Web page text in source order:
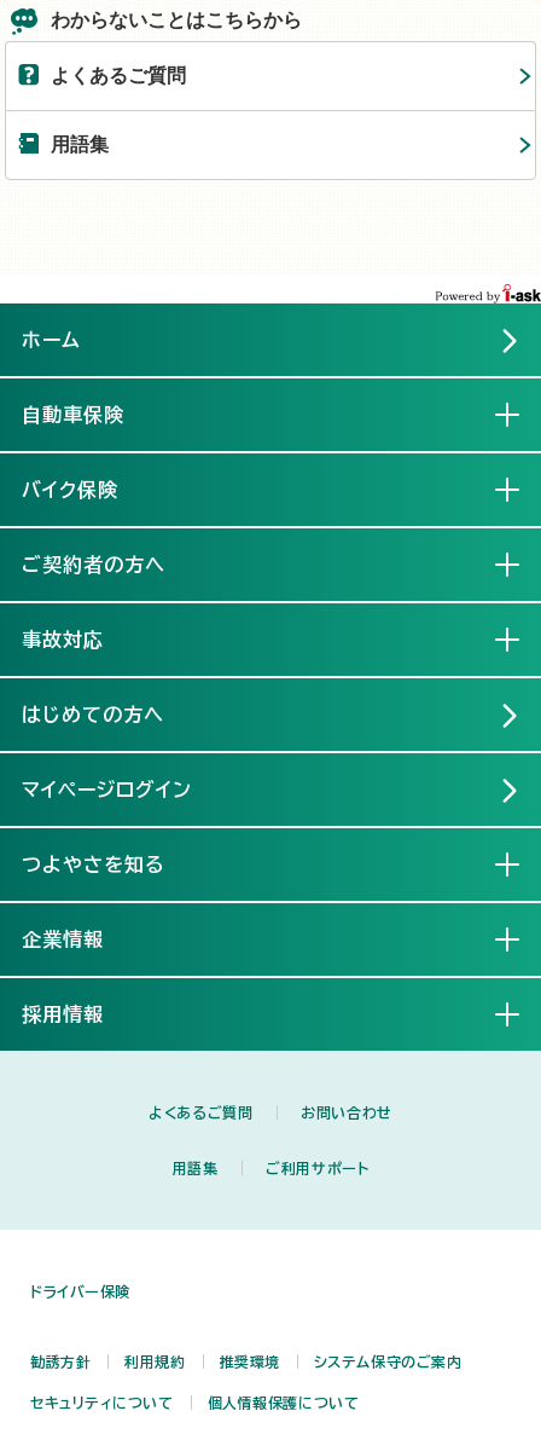
わからないことはこちらから
よくあるご質問
用語集
ホーム
自動車保険
バイク保険
ご契約者の方へ
事故対応
はじめての方へ
マイページログイン
つよやさを知る
企業情報
採用情報
よくあるご質問 お問い合わせ
用語集 ご利用サポート
ドライバー保険
勧誘方針 利用規約 推奨環境 システム保守のご案内
セキュリティについて 個人情報保護について